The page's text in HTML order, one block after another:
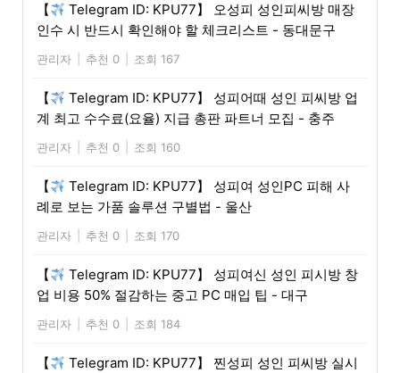
【
Telegram ID: KPU77】 오성피 성인피씨방 매장
인수 시 반드시 확인해야 할 체크리스트 - 동대문구
관리자 추천 0 조회 167
【
Telegram ID: KPU77】 성피어때 성인 피씨방 업
계 최고 수수료(요율) 지급 총판 파트너 모집 - 충주
관리자 추천 0 조회 160
【
Telegram ID: KPU77】 성피여 성인PC 피해 사
례로 보는 가품 솔루션 구별법 - 울산
관리자 추천 0 조회 170
【
Telegram ID: KPU77】 성피여신 성인 피시방 창
업 비용 50% 절감하는 중고 PC 매입 팁 - 대구
관리자 추천 0 조회 184
【
Telegram ID: KPU77】 찐성피 성인 피씨방 실시